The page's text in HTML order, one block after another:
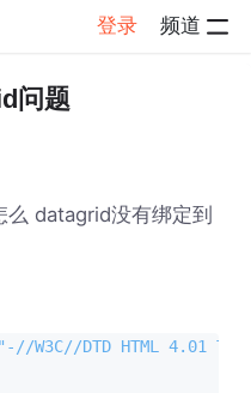
登录 频道
情
问题
么 datagrid没有绑定到
"-//W3C//DTD HTML 4.01